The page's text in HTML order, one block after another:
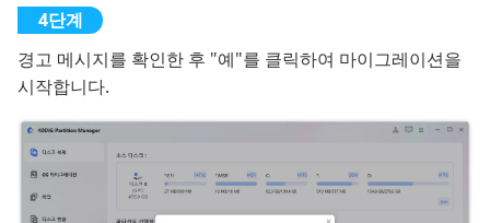
경고 메시지를 확인한 후 "예"를 클릭하여 마이그레이션을
시작합니다.